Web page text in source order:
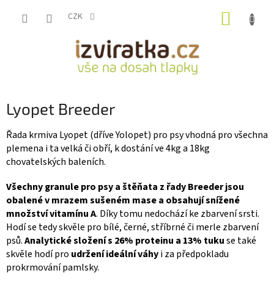
CZK
Lyopet Breeder
Řada krmiva Lyopet (dříve Yolopet) pro psy vhodná pro všechna
plemena i ta velká či obří, k dostání ve 4kg a 18kg
chovatelských baleních.
Všechny granule pro psy a štěňata z řady Breeder jsou
obalené v mrazem sušeném mase a obsahují snížené
množství vitamínu A. Díky tomu nedochází ke zbarvení srsti.
Hodí se tedy skvěle pro bílé, černé, stříbrné či merle zbarvení
psů.Analytické složení s 26% proteinu a 13% tukuse také
skvěle hodí pro udržení ideální váhyi za předpokladu
prokrmování pamlsky.